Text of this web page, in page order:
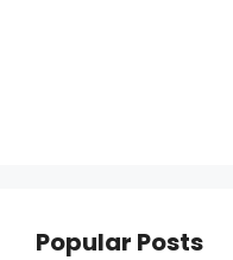
Popular Posts